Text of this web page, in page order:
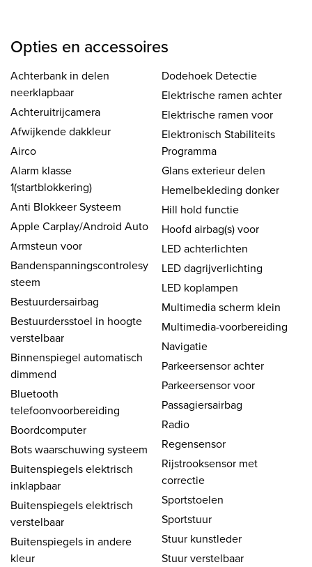
Opties en accessoires
Achterbank in delen
neerklapbaar
Achteruitrijcamera
Afwijkende dakkleur
Airco
Alarm klasse
1(startblokkering)
Anti Blokkeer Systeem
Apple Carplay/Android Auto
Armsteun voor
Bandenspanningscontrolesy
steem
Bestuurdersairbag
Bestuurdersstoel in hoogte
verstelbaar
Binnenspiegel automatisch
dimmend
Bluetooth
telefoonvoorbereiding
Boordcomputer
Bots waarschuwing systeem
Buitenspiegels elektrisch
inklapbaar
Buitenspiegels elektrisch
verstelbaar
Buitenspiegels in andere
kleur
Dodehoek Detectie
Elektrische ramen achter
Elektrische ramen voor
Elektronisch Stabiliteits
Programma
Glans exterieur delen
Hemelbekleding donker
Hill hold functie
Hoofd airbag(s) voor
LED achterlichten
LED dagrijverlichting
LED koplampen
Multimedia scherm klein
Multimedia-voorbereiding
Navigatie
Parkeersensor achter
Parkeersensor voor
Passagiersairbag
Radio
Regensensor
Rijstrooksensor met
correctie
Sportstoelen
Sportstuur
Stuur kunstleder
Stuur verstelbaar